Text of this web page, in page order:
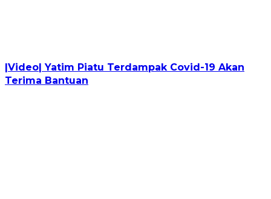
|Video| Yatim Piatu Terdampak Covid-19 Akan
Terima Bantuan